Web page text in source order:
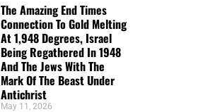
The Amazing End Times
Connection To Gold Melting
At 1,948 Degrees, Israel
Being Regathered In 1948
And The Jews With The
Mark Of The Beast Under
Antichrist
May 11, 2026